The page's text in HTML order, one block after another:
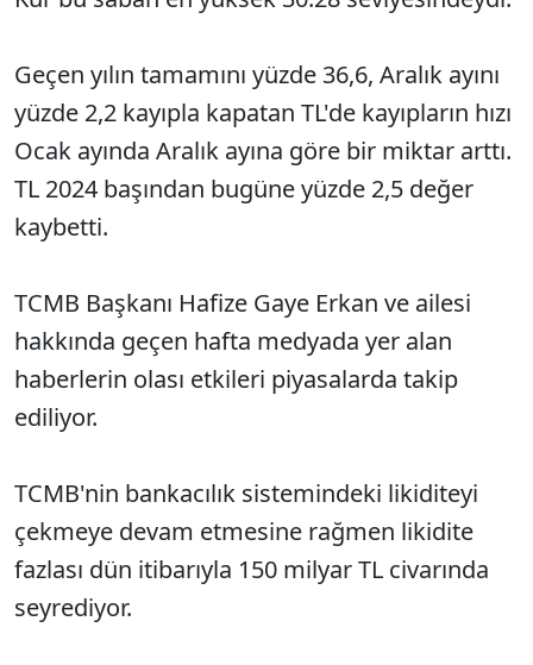
Geçen yılın tamamını yüzde 36,6, Aralık ayını
yüzde 2,2 kayıpla kapatan TL'de kayıpların hızı
Ocak ayında Aralık ayına göre bir miktar arttı.
TL 2024 başından bugüne yüzde 2,5 değer
kaybetti.
TCMB Başkanı Hafize Gaye Erkan ve ailesi
hakkında geçen hafta medyada yer alan
haberlerin olası etkileri piyasalarda takip
ediliyor.
TCMB'nin bankacılık sistemindeki likiditeyi
çekmeye devam etmesine rağmen likidite
fazlası dün itibarıyla 150 milyar TL civarında
seyrediyor.